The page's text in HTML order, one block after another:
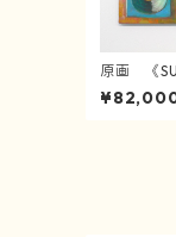
原画 《